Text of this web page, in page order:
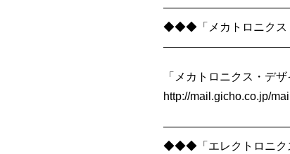
◆◆◆「メカトロニクス
「メカトロニクス・デ
http://mail.gicho.co.jp/
◆◆◆「エレクトロニク